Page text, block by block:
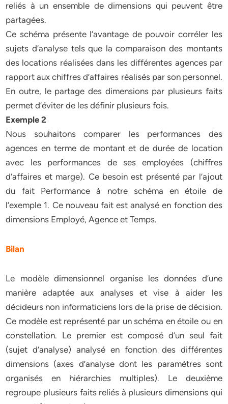
reliés à un ensemble de dimensions qui peuvent être
partagées.
Ce schéma présente l’avantage de pouvoir corréler les
sujets d’analyse tels que la comparaison des montants
des locations réalisées dans les différentes agences par
rapport aux chiffres d’affaires réalisés par son personnel.
En outre, le partage des dimensions par plusieurs faits
permet d’éviter de les définir plusieurs fois.
Exemple 2
Nous souhaitons comparer les performances des
agences en terme de montant et de durée de location
avec les performances de ses employées (chiffres
d’affaires et marge). Ce besoin est présenté par l’ajout
du fait Performance à notre schéma en étoile de
l’exemple 1. Ce nouveau fait est analysé en fonction des
dimensions Employé, Agence et Temps.
Bilan
Le modèle dimensionnel organise les données d’une
manière adaptée aux analyses et vise à aider les
décideurs non informaticiens lors de la prise de décision.
Ce modèle est représenté par un schéma en étoile ou en
constellation. Le premier est composé d’un seul fait
(sujet d’analyse) analysé en fonction des différentes
dimensions (axes d’analyse dont les paramètres sont
organisés en hiérarchies multiples). Le deuxième
regroupe plusieurs faits reliés à plusieurs dimensions qui